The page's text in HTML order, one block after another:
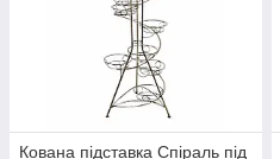
Кована підставка Спіраль під